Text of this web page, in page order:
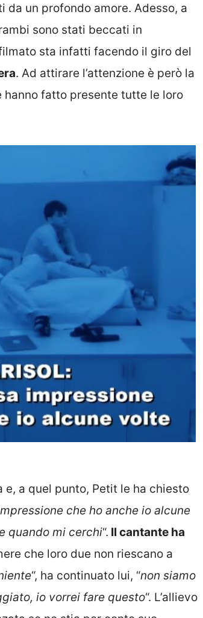
un profondo amore. Adesso, a
sono stati beccati in
sta infatti facendo il giro del
. Ad attirare l’attenzione è però la
fatto presente tutte le loro
a quel punto, Petit le ha chiesto
che ho anche io alcune
quando mi cerchi“. Il cantante ha
che loro due non riescano a
“, ha continuato lui, “non siamo
io vorrei fare questo“. L’allievo